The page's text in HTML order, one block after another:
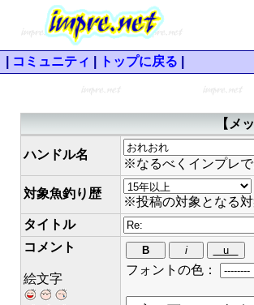
コミュニティ トップに戻る
【メ
ハンドル名
※なるべくインプレ
対象魚釣り歴
※投稿の対象となる
タイトル
コメント
絵文字
フォントの色：